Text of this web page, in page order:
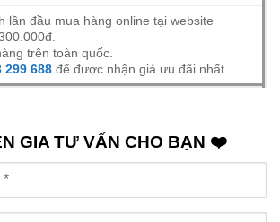
lần đầu mua hàng online tại website
trên toàn quốc.
299 688 để được nhận giá ưu đãi nhất.
GIA TƯ VẤN CHO BẠN ❤️